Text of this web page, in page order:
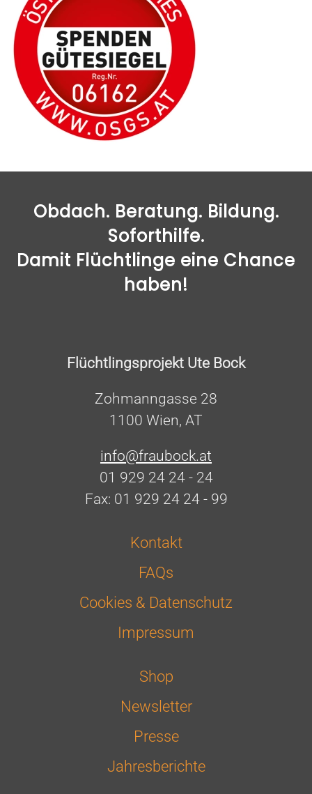
Obdach. Beratung. Bildung.
Soforthilfe.
Damit Flüchtlinge eine Chance
haben!
Flüchtlingsprojekt Ute Bock
Zohmanngasse 28
1100 Wien, AT
info@fraubock.at
01 929 24 24 - 24
Fax: 01 929 24 24 - 99
Kontakt
FAQs
Cookies & Datenschutz
Impressum
Shop
Newsletter
Presse
Jahresberichte